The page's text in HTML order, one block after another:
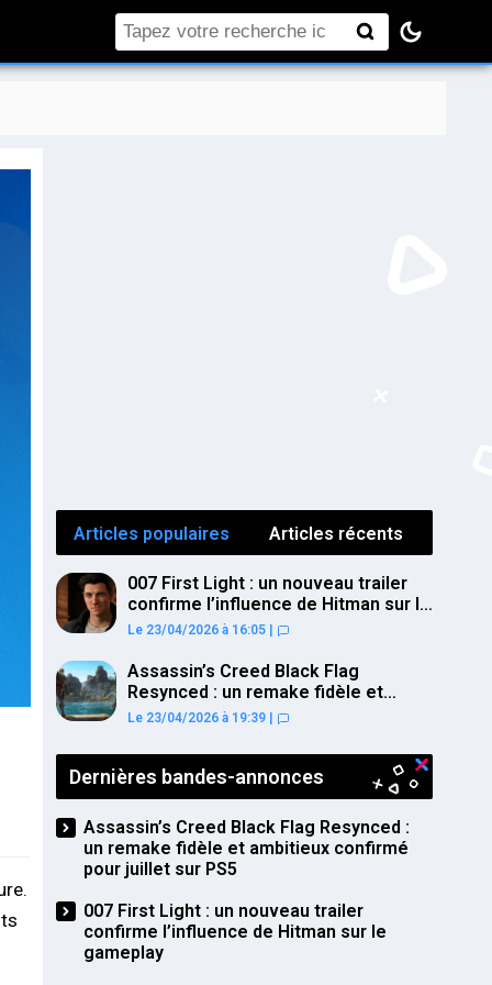
Rechercher
Articles populaires Articles récents
007 First Light : un nouveau trailer
confirme l’influence de Hitman sur le
gameplay
Le 23/04/2026 à 16:05
Assassin’s Creed Black Flag
Resynced : un remake fidèle et
ambitieux confirmé pour juillet sur
Le 23/04/2026 à 19:39
Dernières bandes-annonces
Assassin’s Creed Black Flag Resynced :
un remake fidèle et ambitieux confirmé
pour juillet sur PS5
007 First Light : un nouveau trailer
confirme l’influence de Hitman sur le
gameplay